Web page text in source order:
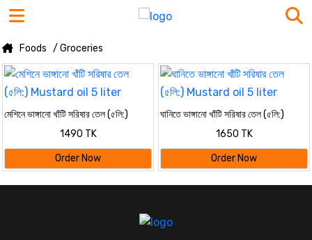
Foods / Groceries
মেশিনে ভাঙ্গানো খাঁটি সরিষার তেল (৫লি:)
Mustard oil 5 liter
1490 TK
Order Now
ঘানিতে ভাঙ্গানো খাঁটি সরিষার তেল (৫লি:)
Mustard oil 5 liter
1650 TK
Order Now